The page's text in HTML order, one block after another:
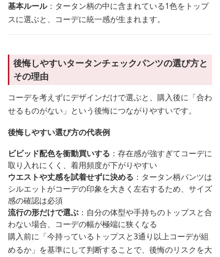
基本ルール：タータン柄の中に含まれている1色をトップ
スに選ぶと、コーデに統一感が生まれます。
後悔しやすいタータンチェックパンツの選び方と
その理由
コーデを考えずにデザインだけで選ぶと、購入後に「合わ
せるものがない」という後悔につながりやすいです。
後悔しやすい選び方の代表例
ビビッド配色を衝動買いする ：存在感が強すぎてコーデに
取り入れにくく、着用頻度が下がりやすい
ウエストや丈感を試着せずに決める ：タータン柄パンツは
シルエットがコーデの印象を大きく左右するため、サイズ
感の確認は必須
流行の形だけで選ぶ ：自分の体型や手持ちのトップスと合
わない場合、コーデの幅が極端に狭くなる
購入前に「今持っているトップスと3通り以上コーデが組
めるか」を基準にして判断することで、後悔のリスクを大